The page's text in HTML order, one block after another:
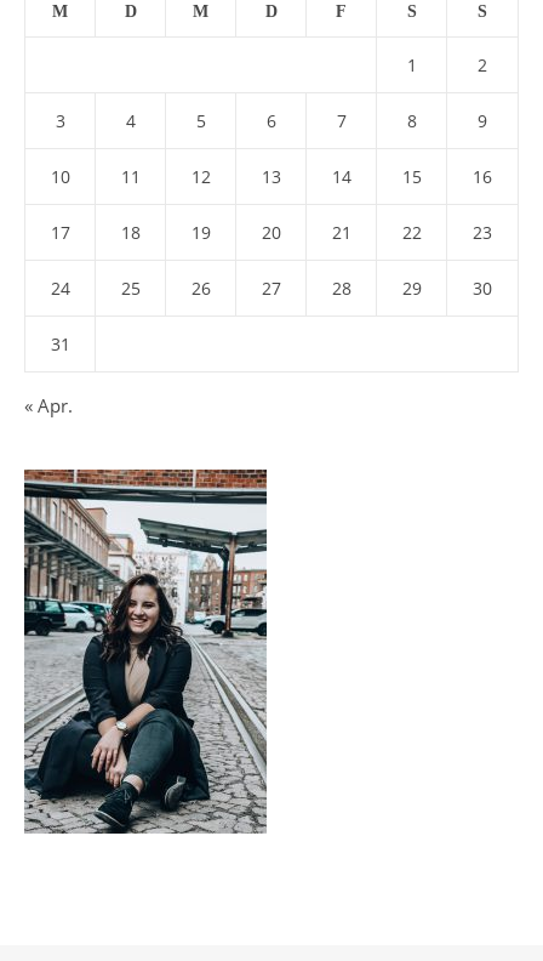
M D M D F S S
1 2
3 4 5 6 7 8 9
10 11 12 13 14 15 16
17 18 19 20 21 22 23
24 25 26 27 28 29 30
31
« Apr.